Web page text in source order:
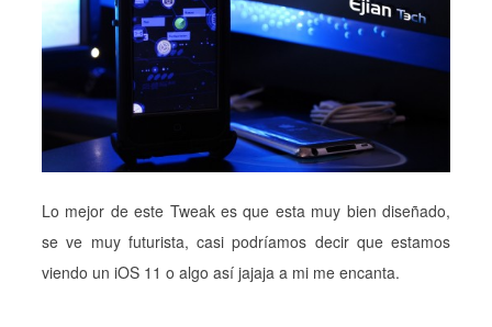
Lo mejor de este Tweak es que esta muy bien diseñado,
se ve muy futurista, casi podríamos decir que estamos
viendo un iOS 11 o algo así jajaja a mi me encanta.